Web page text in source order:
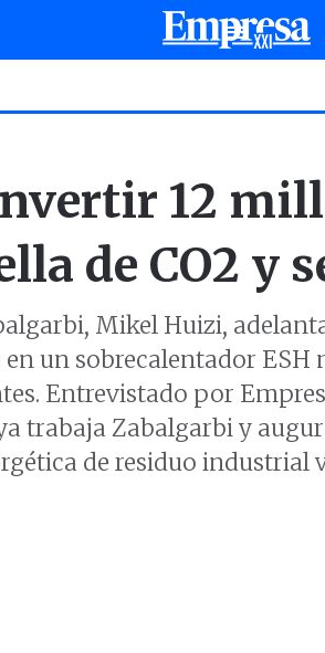
12
de CO2 y
Mikel Huizi,
un sobrecalentador
Entrevistado por
trabaja Zabalgarbi y
de residuo industrial